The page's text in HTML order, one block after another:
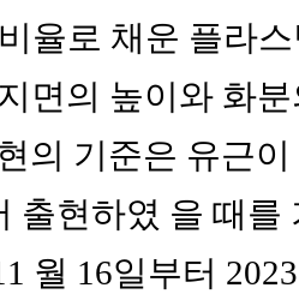
율로 채운 플라
면의 높이와 화
의 기준은 유근
출현하였 을 때
월 16일부터